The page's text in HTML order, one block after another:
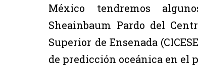
México tendremos
Sheainbaum Pardo del
Superior de Ensenada
de predicción oceánica en el